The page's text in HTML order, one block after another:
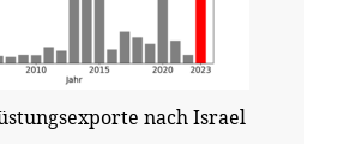
nach Israel